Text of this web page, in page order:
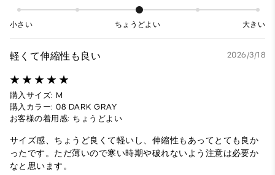
小さい ちょうどよい 大きい
軽くて伸縮性も良い 2026/3/18
購入サイズ: M
購入カラー: 08 DARK GRAY
お客様の着用感: ちょうどよい
サイズ感、ちょうど良くて軽いし、伸縮性もあってとても良か
ったです。ただ薄いので寒い時期や破れないよう注意は必要か
なと思います。